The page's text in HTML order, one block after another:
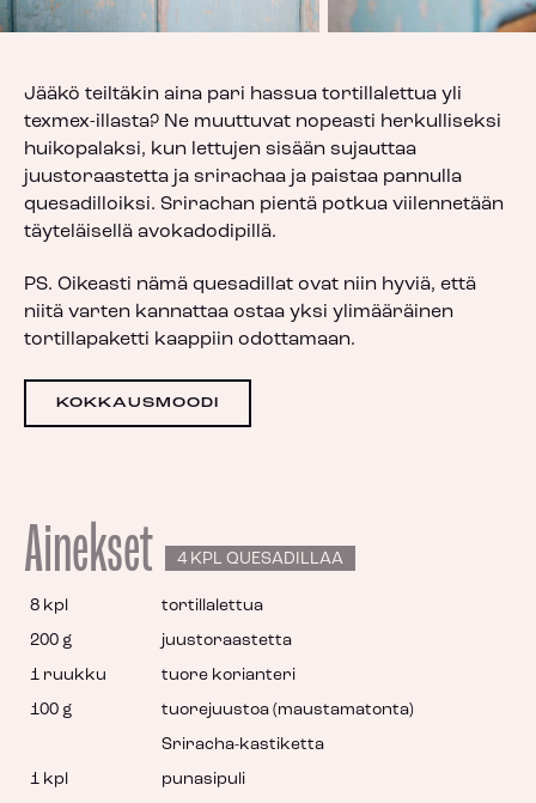
Jääkö teiltäkin aina pari hassua tortillalettua yli
texmex-illasta? Ne muuttuvat nopeasti herkulliseksi
huikopalaksi, kun lettujen sisään sujauttaa
juustoraastetta ja srirachaa ja paistaa pannulla
quesadilloiksi. Srirachan pientä potkua viilennetään
täyteläisellä avokadodipillä.
PS. Oikeasti nämä quesadillat ovat niin hyviä, että
niitä varten kannattaa ostaa yksi ylimääräinen
tortillapaketti kaappiin odottamaan.
KOKKAUSMOODI
Ainekset 4 KPL QUESADILLAA
tortillalettua
8 kpl
juustoraastetta
200 g
tuore korianteri
1 ruukku
tuorejuustoa (maustamatonta)
100 g
Sriracha-kastiketta
punasipuli
1 kpl